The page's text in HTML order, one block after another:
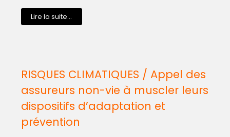
Lire la suite...
RISQUES CLIMATIQUES / Appel des
assureurs non-vie à muscler leurs
dispositifs d’adaptation et
prévention